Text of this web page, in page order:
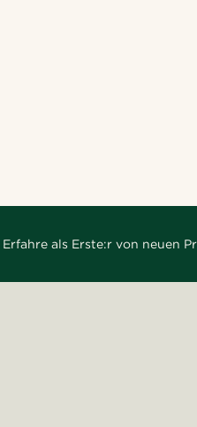
Erfahre als Erste:r von neuen